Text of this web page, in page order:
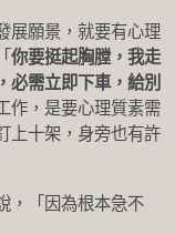
展願景，就要有心理
你要挺起胸膛，我走
必需立即下車，給別
作，是要心理質素需
上十架，身旁也有許
，「因為根本急不